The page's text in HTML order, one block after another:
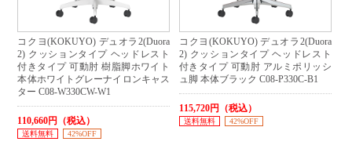
コクヨ(KOKUYO) デュオラ2(Duora
2) クッションタイプ ヘッドレスト
付きタイプ 可動肘 樹脂脚ホワイト
本体ホワイトグレーナイロンキャス
ター C08-W330CW-W1
110,660円（税込）
送料無料 42%OFF
コクヨ(KOKUYO) デュオラ2(Duora
2) クッションタイプ ヘッドレスト
付きタイプ 可動肘 アルミポリッシ
ュ脚 本体ブラック C08-P330C-B1
115,720円（税込）
送料無料 42%OFF